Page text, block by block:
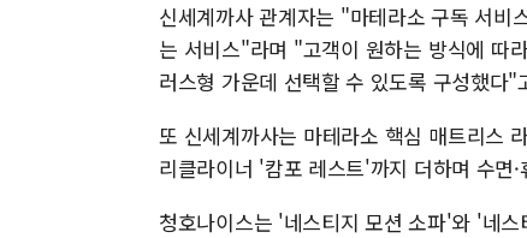
신세계까사 관계자는 "마테라소 구독 서비
는 서비스"라며 "고객이 원하는 방식에 따
러스형 가운데 선택할 수 있도록 구성했다"
또 신세계까사는 마테라소 핵심 매트리스
리클라이너 '캄포 레스트'까지 더하며 수면
청호나이스는 '네스티지 모션 소파'와 '네